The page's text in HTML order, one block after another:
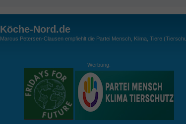
Köche-Nord.de
Marcus Petersen-Clausen empfiehlt die Partei Mensch, Klima, Tiere
Werbung: